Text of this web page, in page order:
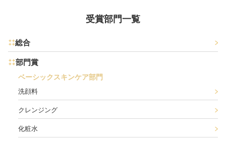
受賞部門一覧
総合
部門賞
ベーシックスキンケア部門
洗顔料
クレンジング
化粧水